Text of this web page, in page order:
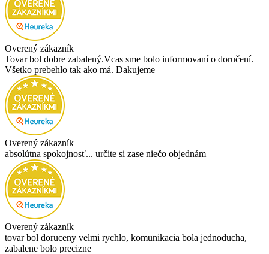
Overený zákazník
Tovar bol dobre zabalený.Vcas sme bolo informovaní o doručení.
Všetko prebehlo tak ako má. Dakujeme
Overený zákazník
absolútna spokojnosť... určite si zase niečo objednám
Overený zákazník
tovar bol doruceny velmi rychlo, komunikacia bola jednoducha,
zabalene bolo precizne